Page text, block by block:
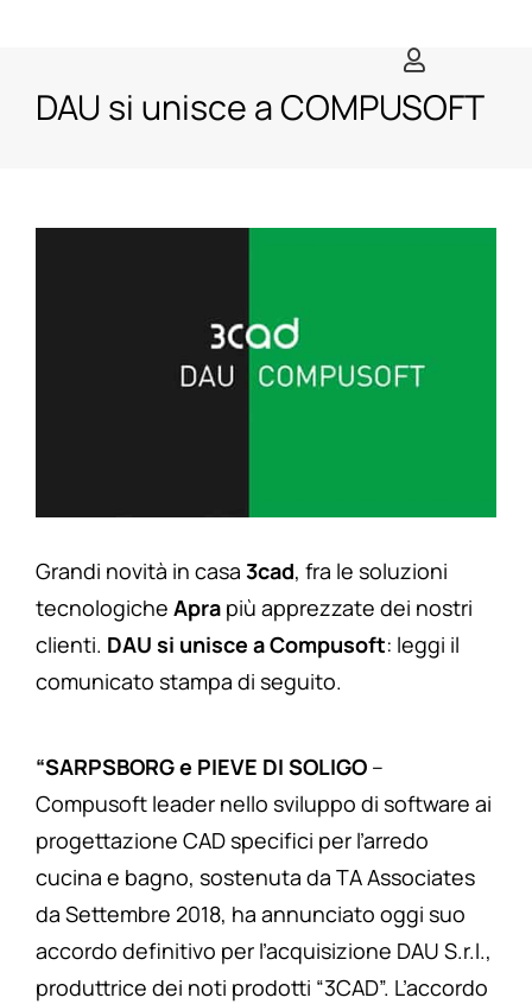
contenuto
DAU si unisce a COMPUSOFT
Grandi novità in casa 3cad, fra le soluzioni
tecnologiche Apra più apprezzate dei nostri
clienti. DAU si unisce a Compusoft: leggi il
comunicato stampa di seguito.
“SARPSBORG e PIEVE DI SOLIGO –
Compusoft leader nello sviluppo di software ai
progettazione CAD specifici per l’arredo
cucina e bagno, sostenuta da TA Associates
da Settembre 2018, ha annunciato oggi suo
accordo definitivo per l’acquisizione DAU S.r.l.,
produttrice dei noti prodotti “3CAD”. L’accordo